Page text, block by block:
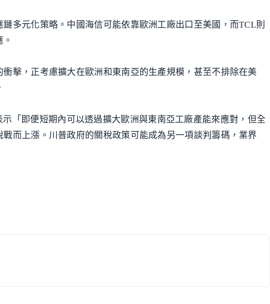
多元化策略。中國海信可能依靠歐洲工廠出口至美國，而TCL則
擊，正考慮擴大在歐洲和東南亞的生產規模，甚至不排除在美
示「即便短期內可以透過擴大歐洲與東南亞工廠產能來應對，但全
而上漲。川普政府的關稅政策可能成為另一項談判籌碼，業界